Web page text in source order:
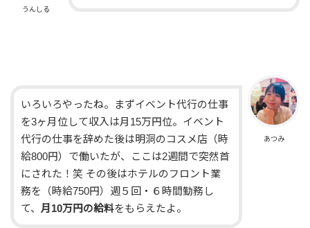
うんしる
あつみ
いろいろやったね。まずイベント代行の仕事
を3ヶ月位して収入は月15万円位。イベント
代行の仕事を辞めた後は明洞のコスメ店（時
給800円）で働いたが、ここは2週間で突然首
にされた！笑 その後はホテルのフロント業
務を（時給750円）週５回・６時間勤務し
て、 月10万円の給料をもらえたよ。